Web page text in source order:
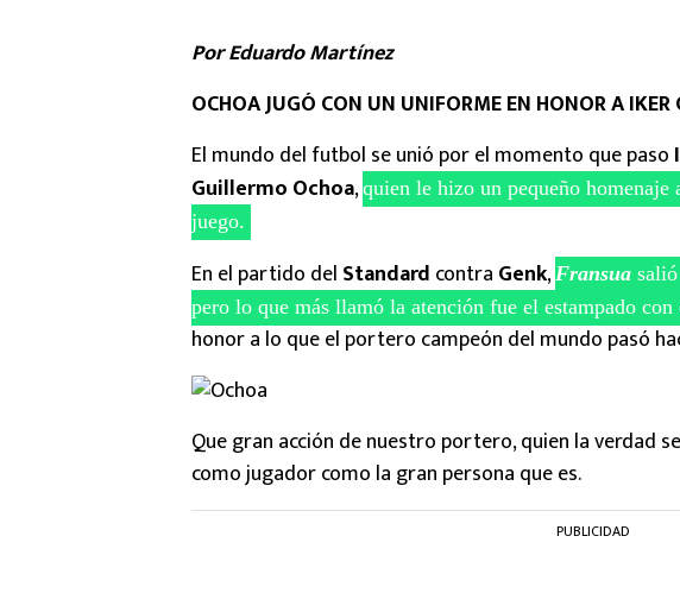
Por Eduardo Martínez
OCHOA JUGÓ CON UN UNIFORME EN HONOR A IKER
El mundo del futbol se unió por el momento que paso
Guillermo Ochoa,quien le hizo un pequeño
juego.
En el partido del Standard contra Genk,Fransua
pero lo que más llamó la atención fue el estampado con
honor a lo que el portero campeón del mundo pasó
Que gran acción de nuestro portero, quien la verdad
como jugador como la gran persona que es.
PUBLICIDAD